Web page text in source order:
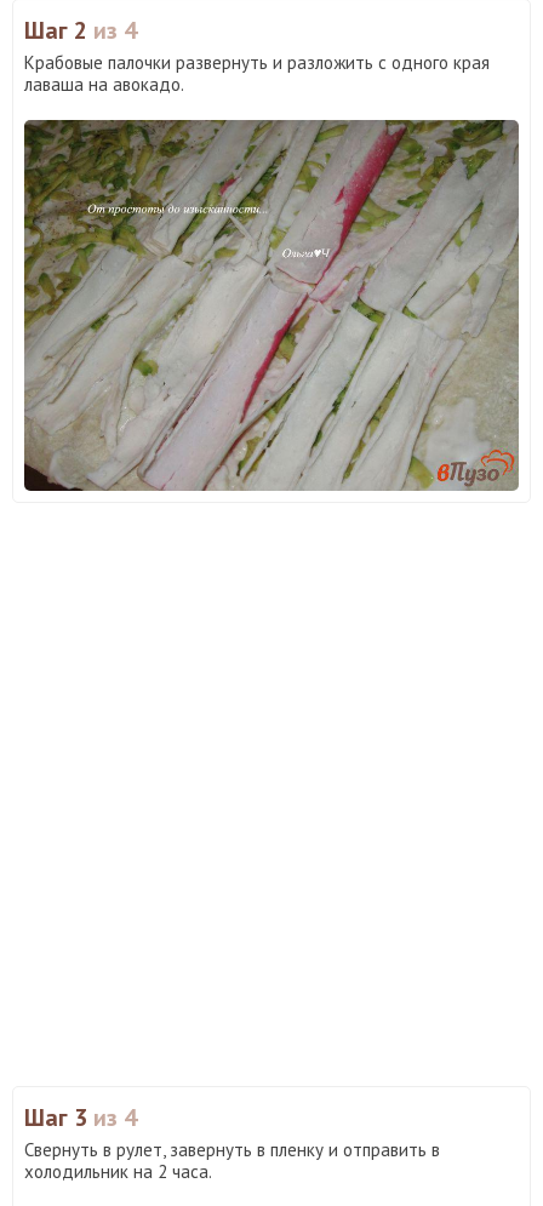
Шаг 2 из 4
Крабовые палочки развернуть и разложить с одного края
лаваша на авокадо.
Шаг 3 из 4
Свернуть в рулет, завернуть в пленку и отправить в
холодильник на 2 часа.